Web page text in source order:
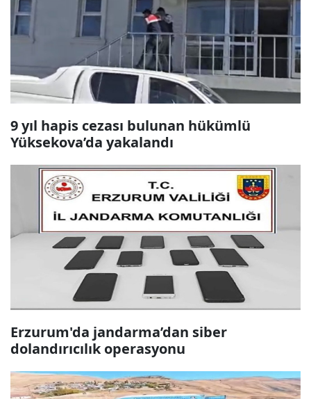
9 yıl hapis cezası bulunan hükümlü
Yüksekova’da yakalandı
Erzurum'da jandarma’dan siber
dolandırıcılık operasyonu